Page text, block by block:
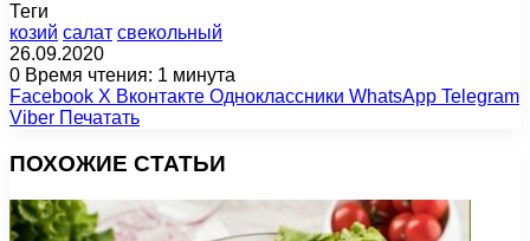
Теги
козий салат свекольный
26.09.2020
0 Время чтения: 1 минута
Facebook X Вконтакте Одноклассники WhatsApp Telegram
Viber Печатать
ПОХОЖИЕ СТАТЬИ